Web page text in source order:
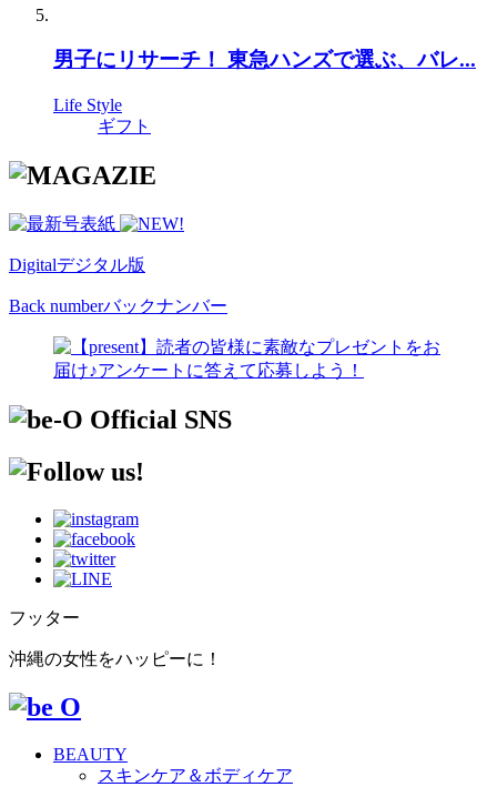
男子にリサーチ！ 東急ハンズで選ぶ、バレ...
Life Style
ギフト
Digitalデジタル版
Back numberバックナンバー
フッター
沖縄の女性をハッピーに！
BEAUTY
スキンケア＆ボディケア